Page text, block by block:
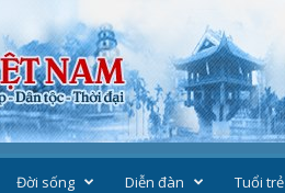
Đời sống Diễn đàn Tuổi trẻ